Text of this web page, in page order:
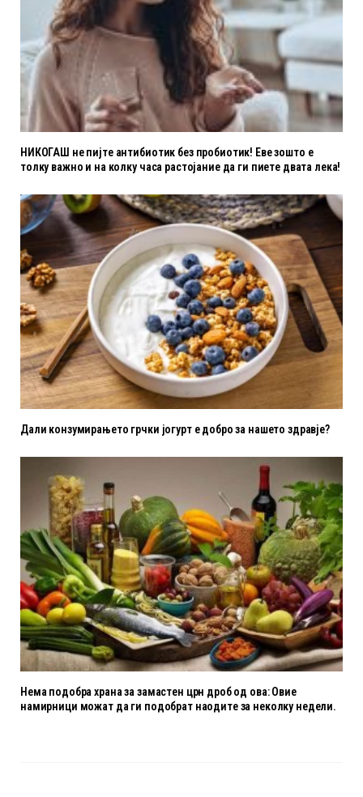
НИКОГАШ не пијте антибиотик без пробиотик! Еве зошто е
толку важно и на колку часа растојание да ги пиете двата лека!
Дали конзумирањето грчки јогурт е добро за нашето здравје?
Нема подобра храна за замастен црн дроб од ова: Овие
намирници можат да ги подобрат наодите за неколку недели.